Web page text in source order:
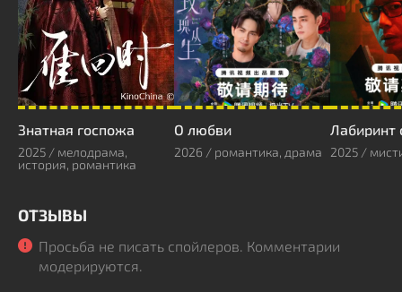
Знатная госпожа
2025 / мелодрама,
история, романтика
О любви
2026 / романтика, драма 2025 /
ОТЗЫВЫ
Просьба не писать спойлеров. Комментарии
модерируются.